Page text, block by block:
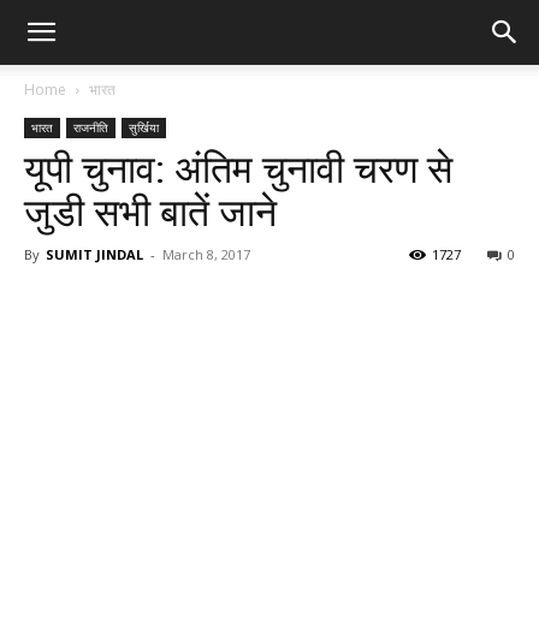
Home भारत
भारत राजनीति सुर्खिया
यूपी चुनाव: अंतिम चुनावी चरण से
जुडी सभी बातें जाने
By SUMIT JINDAL - March 8, 2017 0
1727